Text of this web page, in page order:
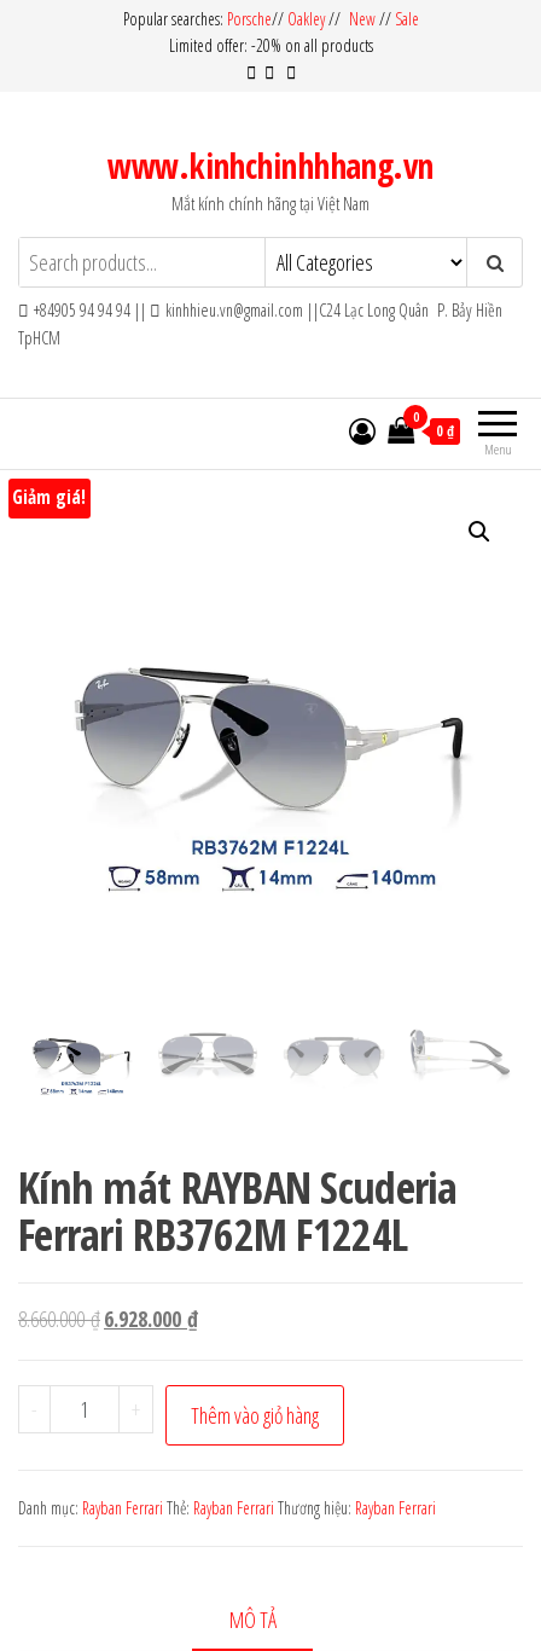
Popular searches: Porsche// Oakley// New// Sale
Limited offer: -20% on all products
www.kinhchinhhhang.vn
Mắt kính chính hãng tại Việt Nam
+84905 94 94 94 ||
kinhhieu.vn@gmail.com ||C24 Lạc Long Quân P. Bảy Hiền
TpHCM
Menu
0
0 ₫
Giảm giá!
Kính mát RAYBAN Scuderia
Ferrari RB3762M F1224L
8.660.000₫Giá
là:
8.660.000 ₫.
6.928.000 ₫Giá
tại
là:
6.928.000 ₫.
-
Kính
mát
Scuderia
+ Thêm vào giỏ hàng
Danh mục: Rayban Ferrari Thẻ: Rayban Ferrari Thương hiệu: Rayban Ferrari
MÔ TẢ